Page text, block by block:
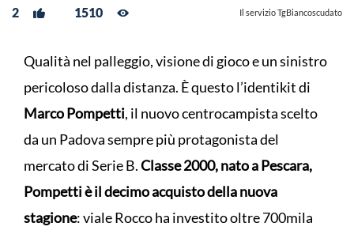
2 1510 Il servizio TgBiancoscudato
Qualità nel palleggio, visione di gioco e un sinistro
pericoloso dalla distanza. È questo l’identikit di
Marco Pompetti, il nuovo centrocampista scelto
da un Padova sempre più protagonista del
mercato di Serie B.Classe 2000, nato a Pescara,
Pompetti è il decimo acquisto della nuova
stagione: viale Rocco ha investito oltre 700mila